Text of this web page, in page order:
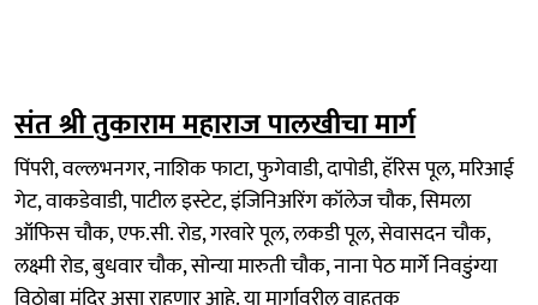
संत श्री तुकाराम महाराज पालखीचा मार्ग
पिंपरी, वल्लभनगर, नाशिक फाटा, फुगेवाडी, दापोडी, हॅरिस पूल, मरिआई
गेट, वाकडेवाडी, पाटील इस्टेट, इंजिनिअरिंग कॉलेज चौक, सिमला
ऑफिस चौक, एफ.सी. रोड, गरवारे पूल, लकडी पूल, सेवासदन चौक,
लक्ष्मी रोड, बुधवार चौक, सोन्या मारुती चौक, नाना पेठ मार्गे निवडुंग्या